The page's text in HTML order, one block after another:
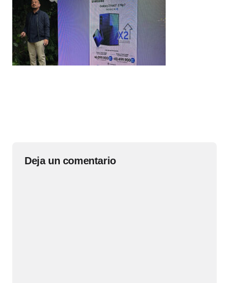
Deja un comentario